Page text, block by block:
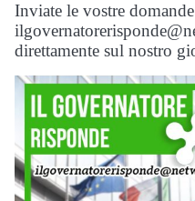
Inviate le vostre
direttamente sul nostro